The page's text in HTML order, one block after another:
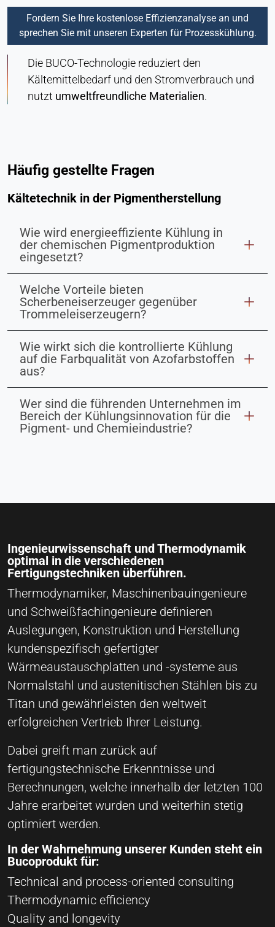
Fordern Sie Ihre kostenlose Effizienzanalyse an und
sprechen Sie mit unseren Experten für Prozesskühlung.
Die BUCO-Technologie reduziert den
Kältemittelbedarf und den Stromverbrauch und
nutzt umweltfreundliche Materialien.
Häufig gestellte Fragen
Kältetechnik in der Pigmentherstellung
Wie wird energieeffiziente Kühlung in
der chemischen Pigmentproduktion
eingesetzt?
Welche Vorteile bieten
Scherbeneiserzeuger gegenüber
Trommeleiserzeugern?
Wie wirkt sich die kontrollierte Kühlung
auf die Farbqualität von Azofarbstoffen
aus?
Wer sind die führenden Unternehmen im
Bereich der Kühlungsinnovation für die
Pigment- und Chemieindustrie?
Ingenieurwissenschaft und Thermodynamik
optimal in die verschiedenen
Fertigungstechniken überführen.
Thermodynamiker, Maschinenbauingenieure
und Schweißfachingenieure definieren
Auslegungen, Konstruktion und Herstellung
kundenspezifisch gefertigter
Wärmeaustauschplatten und -systeme aus
Normalstahl und austenitischen Stählen bis zu
Titan und gewährleisten den weltweit
erfolgreichen Vertrieb Ihrer Leistung.
Dabei greift man zurück auf
fertigungstechnische Erkenntnisse und
Berechnungen, welche innerhalb der letzten 100
Jahre erarbeitet wurden und weiterhin stetig
optimiert werden.
In der Wahrnehmung unserer Kunden steht ein
Bucoprodukt für:
Technical and process-oriented consulting
Thermodynamic efficiency
Quality and longevity